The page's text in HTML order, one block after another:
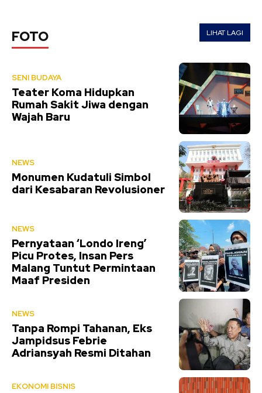
LIHAT LAGI
FOTO
SENI BUDAYA
Teater Koma Hidupkan
Rumah Sakit Jiwa dengan
Wajah Baru
NEWS
Monumen Kudatuli Simbol
dari Kesabaran Revolusioner
NEWS
Pernyataan ‘Londo Ireng’
Picu Protes, Insan Pers
Malang Tuntut Permintaan
Maaf Presiden
NEWS
Tanpa Rompi Tahanan, Eks
Jampidsus Febrie
Adriansyah Resmi Ditahan
EKONOMI BISNIS